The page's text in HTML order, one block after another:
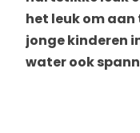
het leuk om
jonge kinderen
water ook